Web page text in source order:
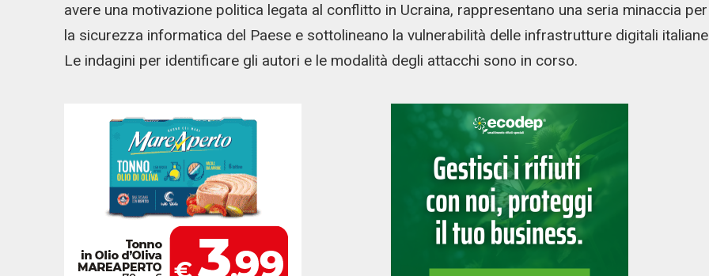
avere una motivazione politica legata al conflitto in Ucraina, rappresentano una seria minaccia per
la sicurezza informatica del Paese e sottolineano la vulnerabilità delle infrastrutture digitali
Le indagini per identificare gli autori e le modalità degli attacchi sono in corso.